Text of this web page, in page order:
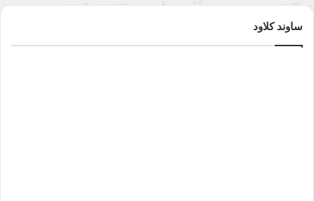
ساوند كلاود